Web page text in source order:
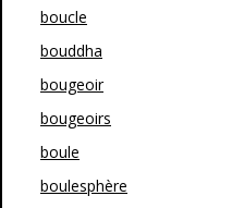
boucle
bouddha
bougeoir
bougeoirs
boule
boulesphère